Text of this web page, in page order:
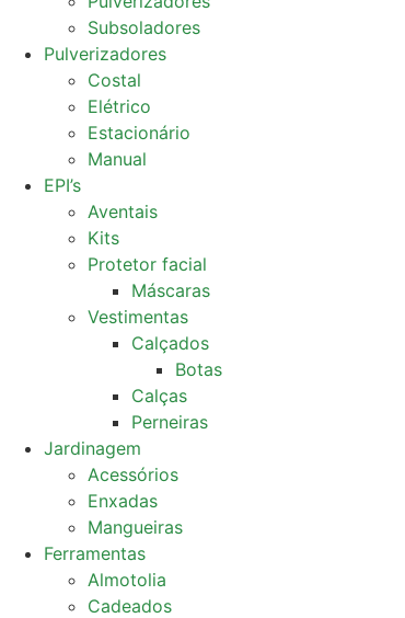
Subsoladores
Pulverizadores
Costal
Elétrico
Estacionário
Manual
EPI’s
Aventais
Kits
Protetor facial
Máscaras
Vestimentas
Calçados
Botas
Calças
Perneiras
Jardinagem
Acessórios
Enxadas
Mangueiras
Ferramentas
Almotolia
Cadeados